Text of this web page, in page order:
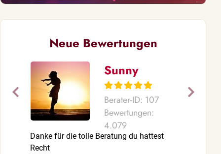
Neue Bewertungen
Sunny
Berater-ID: 107
Bewertungen:
4.079
Danke für die tolle Beratung du hattest
Recht